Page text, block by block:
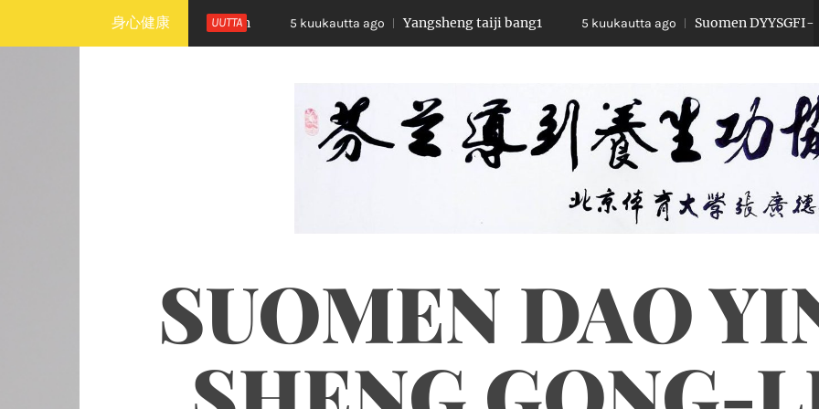
to
身心健康 UUTTA
Hui Suomeen ja Ouluun 5 kuukautta ago Yangsheng taiji bang1 5 kuukautta ago Suomen DYYSGFI-liitto
SUOMEN DAO